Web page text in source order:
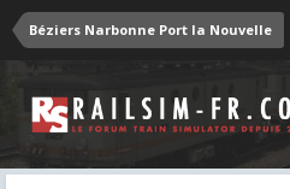
Béziers Narbonne Port la Nouvelle